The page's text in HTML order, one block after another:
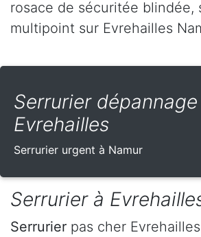
rosace de sécuritée blindée,
multipoint sur Evrehailles
Serrurier dépannage
Evrehailles
Serrurier urgent à Namur
Serrurier à
Serrurier pas cher